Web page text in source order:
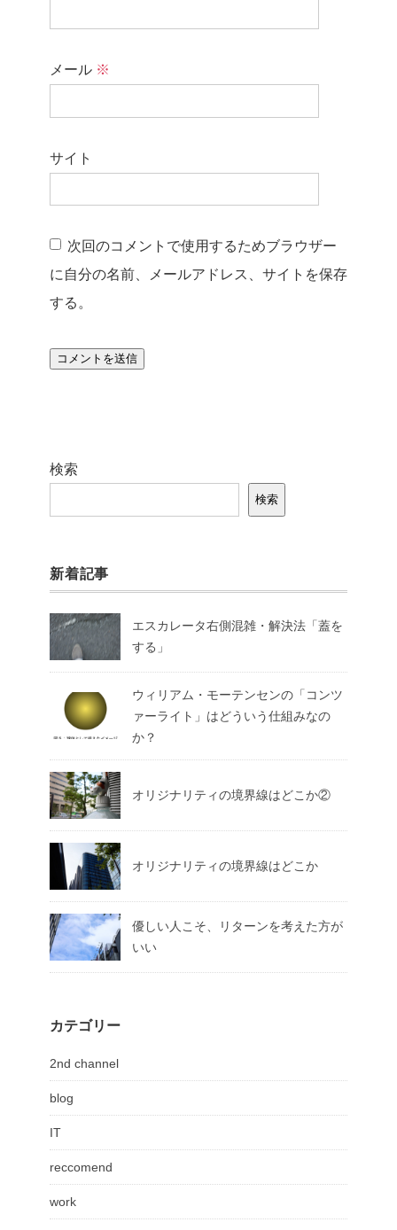
メール ※
サイト
次回のコメントで使用するためブラウザー
に自分の名前、メールアドレス、サイトを保存
する。
検索
検索
新着記事
エスカレータ右側混雑・解決法「蓋を
する」
ウィリアム・モーテンセンの「コンツ
ァーライト」はどういう仕組みなの
か？
オリジナリティの境界線はどこか②
オリジナリティの境界線はどこか
優しい人こそ、リターンを考えた方が
いい
カテゴリー
2nd channel
blog
IT
reccomend
work